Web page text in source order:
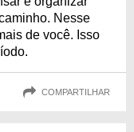
Nesse
de você. Isso
COMPARTILHAR